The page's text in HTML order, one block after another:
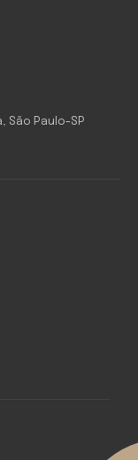
São Paulo-SP